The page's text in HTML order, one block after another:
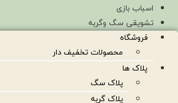
اسباب بازی
تشویقی سگ وگربه
فروشگاه
محصولات تخفیف دار
پلاک ها
پلاک سگ
پلاک گربه